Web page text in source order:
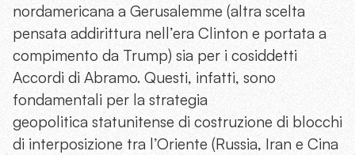
nordamericana a Gerusalemme (altra scelta
pensata addirittura nell’era Clinton e portata a
compimento da Trump) sia per i cosiddetti
Accordi di Abramo. Questi, infatti, sono
fondamentali per la strategia
geopolitica statunitense di costruzione di blocchi
di interposizione tra l’Oriente (Russia, Iran e Cina